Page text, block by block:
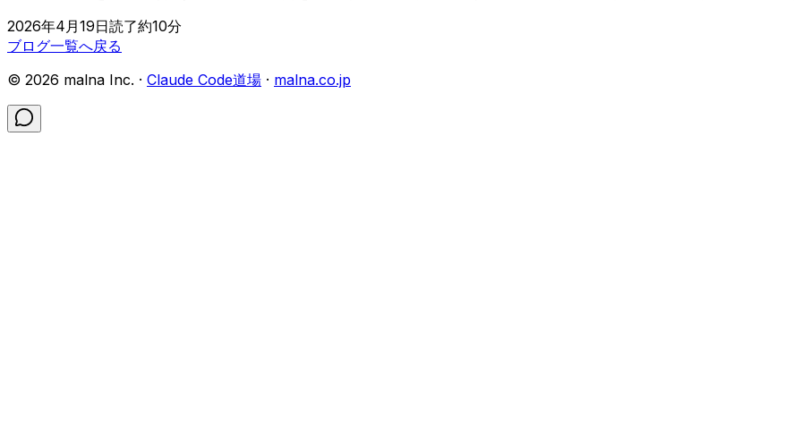
2026年4月19日読了約10分
ブログ一覧へ戻る
© 2026 malna Inc. · Claude Code道場 · malna.co.jp